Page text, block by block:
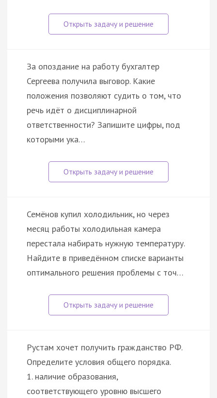
За опоздание на работу бухгалтер
Сергеева получила выговор. Какие
положения позволяют судить о том, что
речь идёт о дисциплинарной
ответственности? Запишите цифры, под
которыми ука…
Семёнов купил холодильник, но через
месяц работы холодильная камера
перестала набирать нужную температуру.
Найдите в приведённом списке варианты
оптимального решения проблемы с точ…
Рустам хочет получить гражданство РФ.
Определите условия общего порядка.
1. наличие образования,
соответствующего уровню высшего